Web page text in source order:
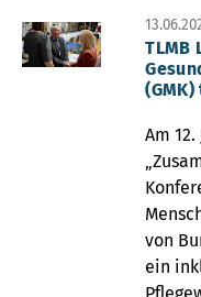
TLMB
Am
von
ein